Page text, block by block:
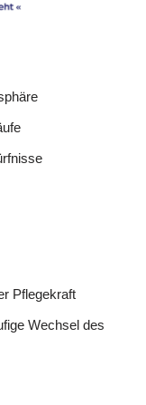
Pflegekraft
Wechsel des